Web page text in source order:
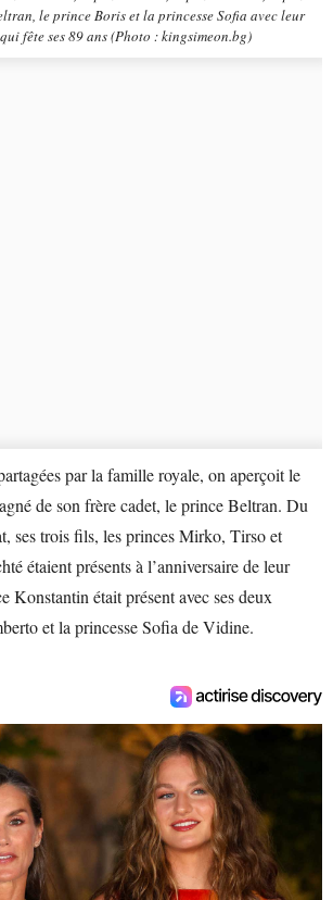
le prince Boris et la princesse Sofia avec leur
fête ses 89 ans (Photo : kingsimeon.bg)
par la famille royale, on aperçoit le
de son frère cadet, le prince Beltran. Du
ses trois fils, les princes Mirko, Tirso et
étaient présents à l’anniversaire de leur
Konstantin était présent avec ses deux
et la princesse Sofia de Vidine.